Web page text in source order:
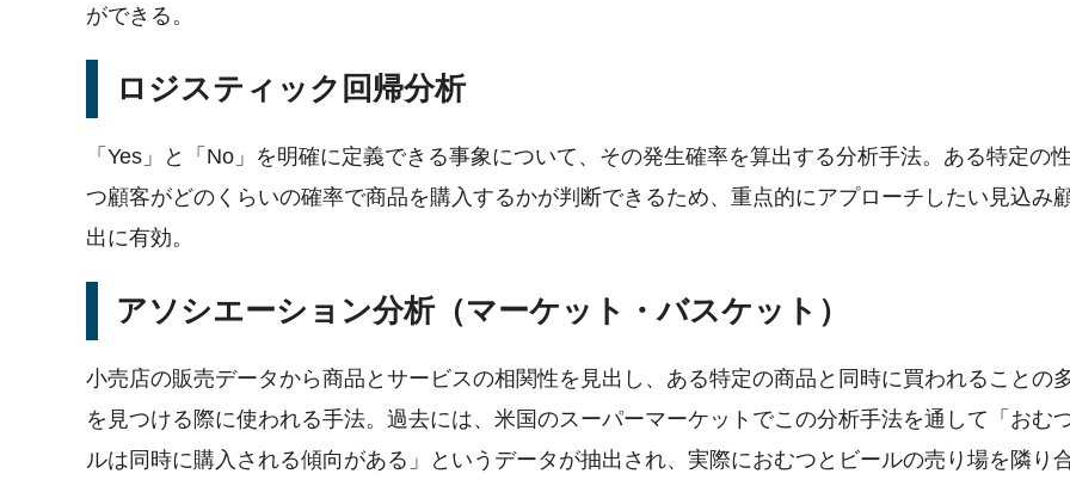
ができる。
ロジスティック回帰分析
「Yes」と「No」を明確に定義できる事象について、その発生確率を算出する分析手法。ある特定の
つ顧客がどのくらいの確率で商品を購入するかが判断できるため、重点的にアプローチしたい見込み
出に有効。
アソシエーション分析（マーケット・バスケット）
小売店の販売データから商品とサービスの相関性を見出し、ある特定の商品と同時に買われることの
を見つける際に使われる手法。過去には、米国のスーパーマーケットでこの分析手法を通して「おむ
ルは同時に購入される傾向がある」というデータが抽出され、実際におむつとビールの売り場を隣り